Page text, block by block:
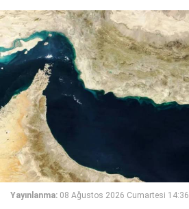
Yayınlanma: 08 Ağustos 2026 Cumartesi 14:36